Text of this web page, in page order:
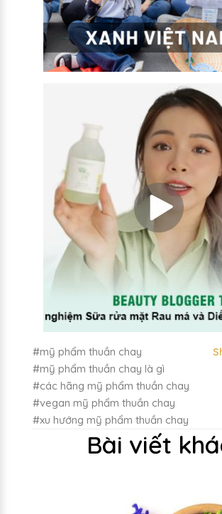
#mỹ phẩm thuần chay
#mỹ phẩm thuần chay là gì
#các hãng mỹ phẩm thuần chay
#vegan mỹ phẩm thuần chay
#xu hướng mỹ phẩm thuần chay
Bài viết